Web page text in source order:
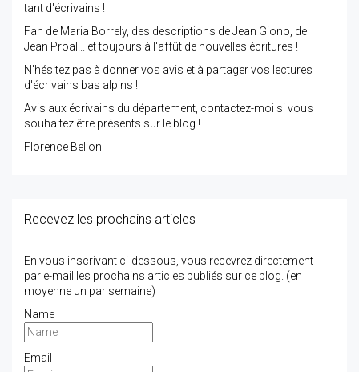
tant d'écrivains !
Fan de Maria Borrely, des descriptions de Jean Giono, de
Jean Proal... et toujours à l'affût de nouvelles écritures !
N'hésitez pas à donner vos avis et à partager vos lectures
d'écrivains bas alpins !
Avis aux écrivains du département, contactez-moi si vous
souhaitez être présents sur le blog !
Florence Bellon
Recevez les prochains articles
En vous inscrivant ci-dessous, vous recevrez directement
par e-mail les prochains articles publiés sur ce blog. (en
moyenne un par semaine)
Name
Email